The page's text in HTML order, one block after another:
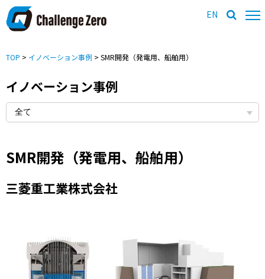
EN
TOP > イノベーション事例 > SMR開発（発電用、船舶用）
イノベーション事例
SMR開発（発電用、船舶用）
三菱重工業株式会社